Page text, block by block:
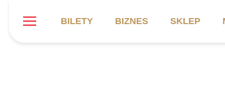
BILETY BIZNES SKLEP